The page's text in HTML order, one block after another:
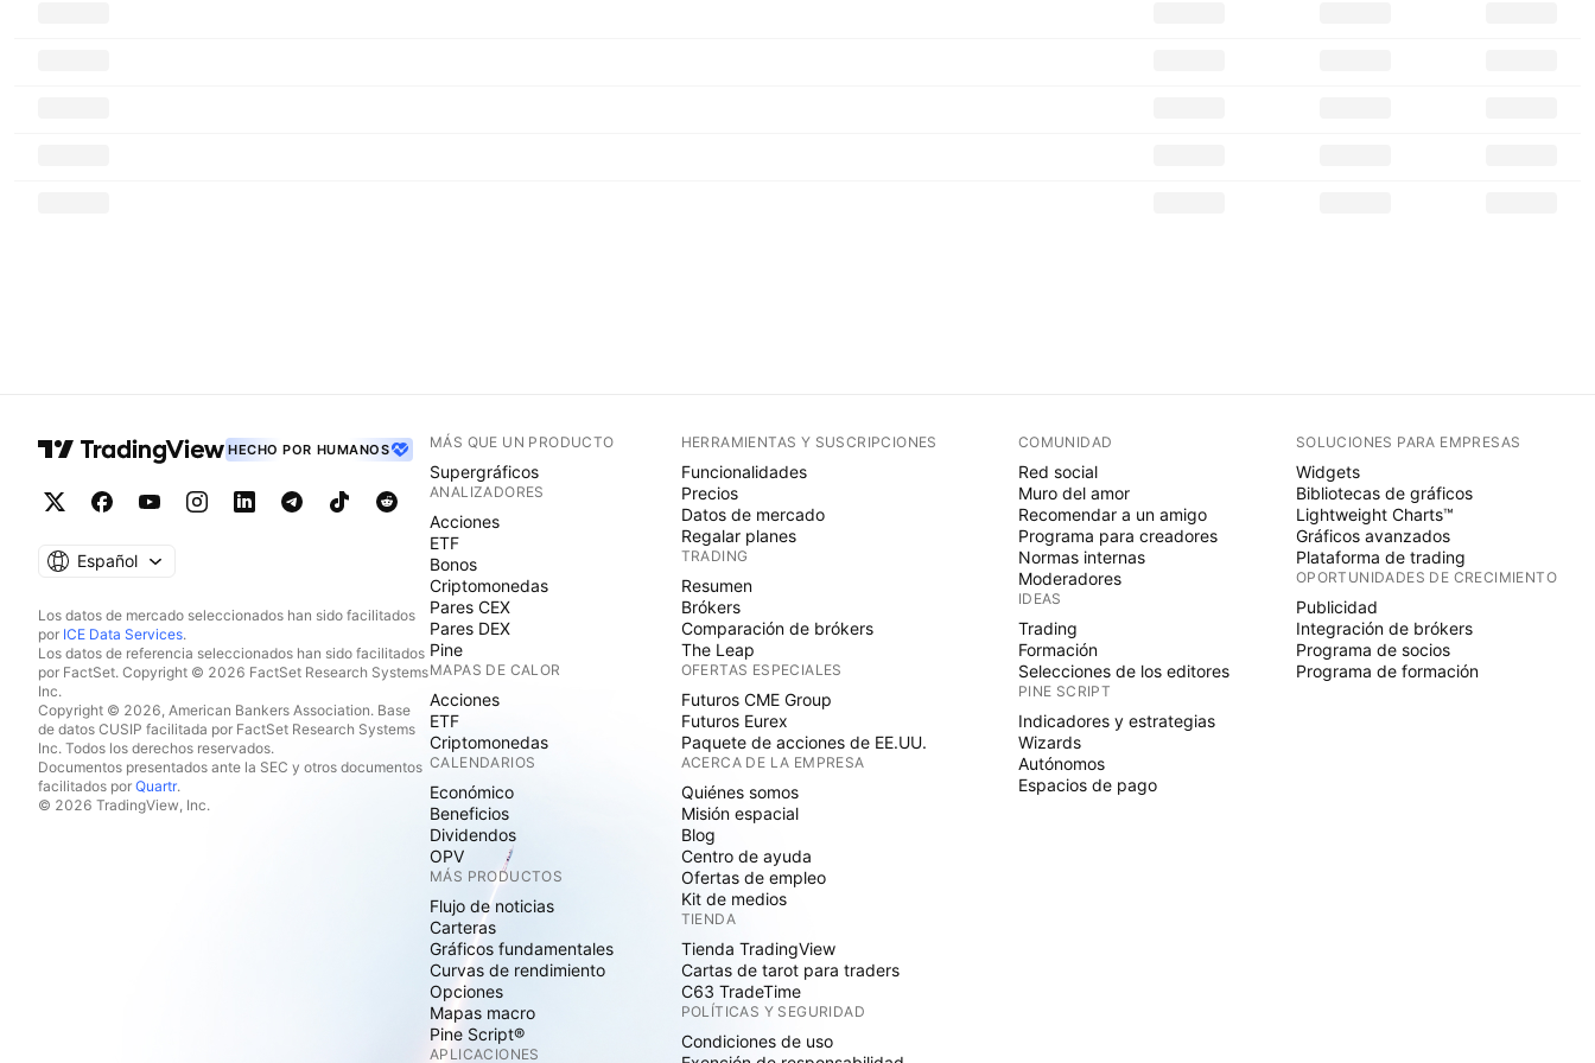
HECHO POR HUMANOS
Español
Los datos de mercado seleccionados han sido facilitados
por ICE Data Services.
Los datos de referencia seleccionados han sido facilitados
por FactSet. Copyright © 2026 FactSet Research Systems
Inc.
Copyright © 2026, American Bankers Association. Base
de datos CUSIP facilitada por FactSet Research Systems
Inc. Todos los derechos reservados.
Documentos presentados ante la SEC y otros documentos
facilitados por Quartr.
© 2026 TradingView, Inc.
MÁS QUE UN PRODUCTO
Supergráficos
ANALIZADORES
Acciones
ETF
Bonos
Criptomonedas
Pares CEX
Pares DEX
Pine
MAPAS DE CALOR
Acciones
ETF
Criptomonedas
CALENDARIOS
Económico
Beneficios
Dividendos
OPV
MÁS PRODUCTOS
Flujo de noticias
Carteras
Gráficos fundamentales
Curvas de rendimiento
Opciones
Mapas macro
Pine Script®
APLICACIONES
HERRAMIENTAS Y SUSCRIPCIONES
Funcionalidades
Precios
Datos de mercado
Regalar planes
TRADING
Resumen
Brókers
Comparación de brókers
The Leap
OFERTAS ESPECIALES
Futuros CME Group
Futuros Eurex
Paquete de acciones de EE.UU.
ACERCA DE LA EMPRESA
Quiénes somos
Misión espacial
Blog
Centro de ayuda
Ofertas de empleo
Kit de medios
TIENDA
Tienda TradingView
Cartas de tarot para traders
C63 TradeTime
POLÍTICAS Y SEGURIDAD
Condiciones de uso
COMUNIDAD
Red social
Muro del amor
Recomendar a un amigo
Programa para creadores
Normas internas
Moderadores
IDEAS
Trading
Formación
Selecciones de los editores
PINE SCRIPT
Indicadores y estrategias
Wizards
Autónomos
Espacios de pago
SOLUCIONES PARA EMPRESAS
Widgets
Bibliotecas de gráficos
Lightweight Charts™
Gráficos avanzados
Plataforma de trading
OPORTUNIDADES DE CRECIMIENTO
Publicidad
Integración de brókers
Programa de socios
Programa de formación